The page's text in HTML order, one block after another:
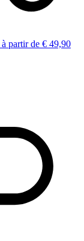
à partir de € 49,90